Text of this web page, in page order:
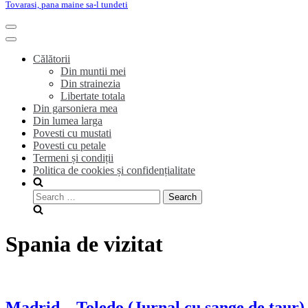
Tovarasi, pana maine sa-l tundeti
Toggle
Navigation
Toggle
NavigationCălătorii
Din muntii mei
Din strainezia
Libertate totala
Din garsoniera mea
Din lumea larga
Povesti cu mustati
Povesti cu petale
Termeni și condiții
Politica de cookies și confidențialitate
Search
for:
Spania de vizitat